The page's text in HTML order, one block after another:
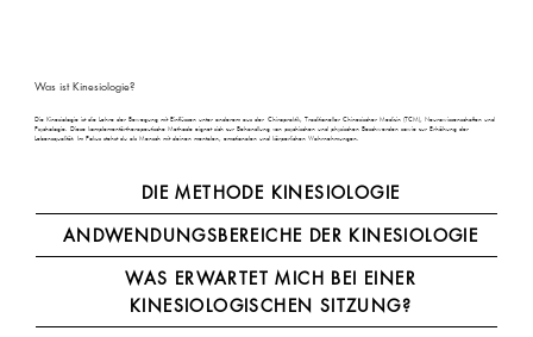
Was ist Kinesiologie?
Die Kinesiologie ist die Lehre der Bewegung mit Einflüssen unter anderem aus der Chiropraktik, Traditioneller Chinesischer Medizin (TCM), Neurowissenschaften und
Psychologie. Diese komplementärtherapeutische Methode eignet sich zur Behandlung von psychischen und physischen Beschwerden sowie zur Erhöhung der
Lebensqualität. Im Fokus stehst du als Mensch mit deinen mentalen, emotionalen und körperlichen Wahrnehmungen.
DIE METHODE KINESIOLOGIE
ANDWENDUNGSBEREICHE DER KINESIOLOGIE
WAS ERWARTET MICH BEI EINER
KINESIOLOGISCHEN SITZUNG?